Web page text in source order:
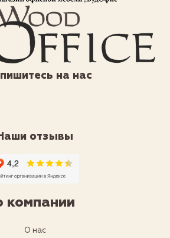
на нас
отзывы
компании
О нас